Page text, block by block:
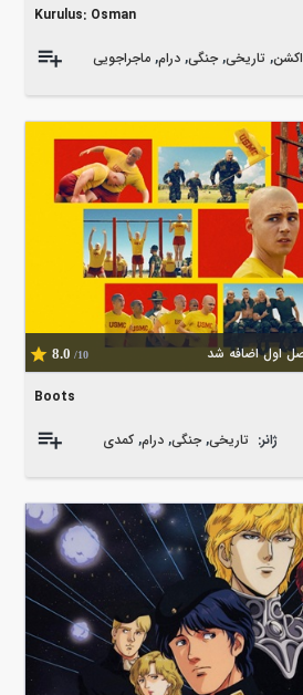
Kurulus: Osman
اکشن, تاریخی,جنگی,درام,ماجراجویی
8.0 /10
Boots
ژانر: تاریخی, جنگی, درام, کمدی